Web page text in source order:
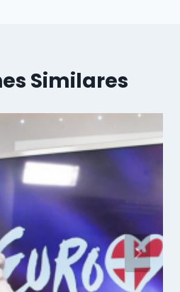
Similares